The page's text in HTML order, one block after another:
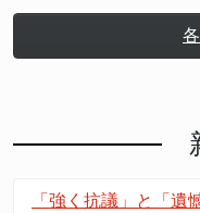
「強く抗議」と「遺